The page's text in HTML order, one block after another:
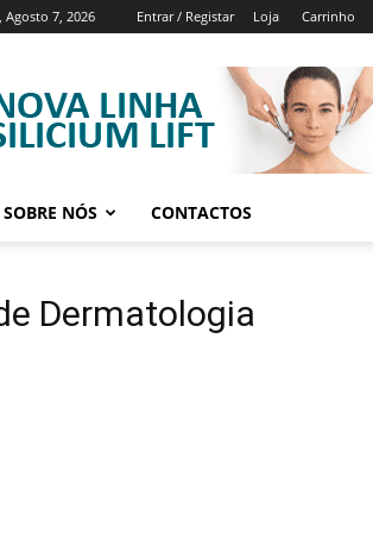
Agosto 7, 2026 Entrar / Registar Loja Carrinho
SOBRE NÓS CONTACTOS
Dermatologia